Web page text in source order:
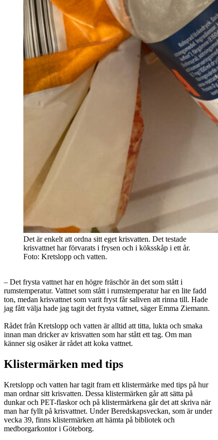
Det är enkelt att ordna sitt eget krisvatten. Det testade
krisvattnet har förvarats i frysen och i köksskåp i ett år.
Foto: Kretslopp och vatten.
– Det frysta vattnet har en högre fräschör än det som stått i
rumstemperatur. Vattnet som stått i rumstemperatur har en lite fadd
ton, medan krisvattnet som varit fryst får saliven att rinna till. Hade
jag fått välja hade jag tagit det frysta vattnet, säger Emma Ziemann.
Rådet från Kretslopp och vatten är alltid att titta, lukta och smaka
innan man dricker av krisvatten som har stått ett tag. Om man
känner sig osäker är rådet att koka vattnet.
Klistermärken med tips
Kretslopp och vatten har tagit fram ett klistermärke med tips på hur
man ordnar sitt krisvatten. Dessa klistermärken går att sätta på
dunkar och PET-flaskor och på klistermärkena går det att skriva när
man har fyllt på krisvattnet. Under Beredskapsveckan, som är under
vecka 39, finns klistermärken att hämta på bibliotek och
medborgarkontor i Göteborg.